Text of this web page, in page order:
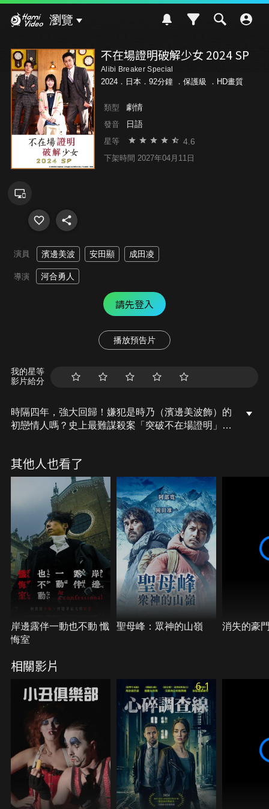
瀏覽
不在場證明破解少女 2024 SP
Alibi Breaker Special
2024．日本．92分鐘 ． 保護級 ．HD畫質
類型 劇情
發音 日語
星等 4.6
下架時間 2027年04月11日
演員 濱邊美波 安田顯 成田凌
導演 河合勇人
請先登入
播放預告片
我的星等
影片給分
時隔四年，強大回歸！嫌犯是時乃（濱邊美波飾）的
初戀情人嗎？史上最難謀殺案「突破不在場證明」失
其他人也看了
岸邊露伴一動也不動 懺
悔室
聖母峰：眾神的山嶺 消失的豪
相關影片
6.1